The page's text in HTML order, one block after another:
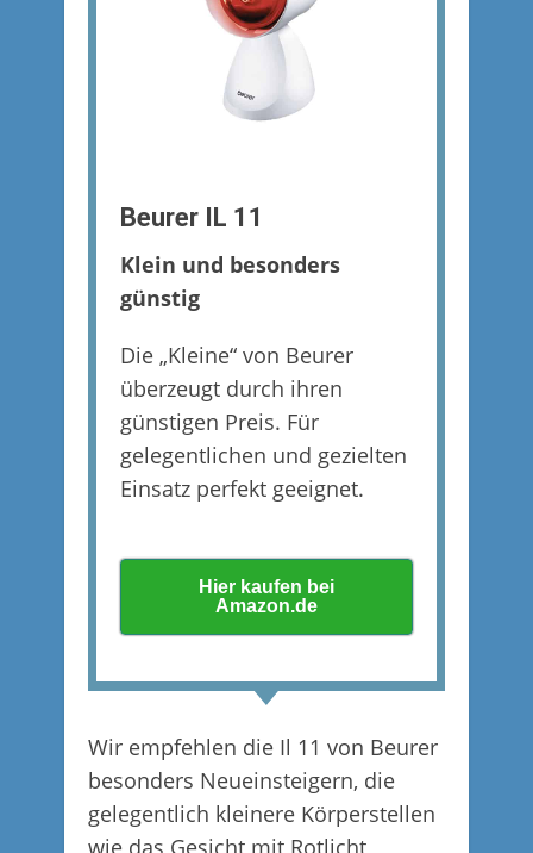
Beurer IL 11
Klein und besonders
günstig
Die „Kleine“ von Beurer
überzeugt durch ihren
günstigen Preis. Für
gelegentlichen und gezielten
Einsatz perfekt geeignet.
Hier kaufen bei
Amazon.de
Wir empfehlen die Il 11 von Beurer
besonders Neueinsteigern, die
gelegentlich kleinere Körperstellen
wie das Gesicht mit Rotlicht